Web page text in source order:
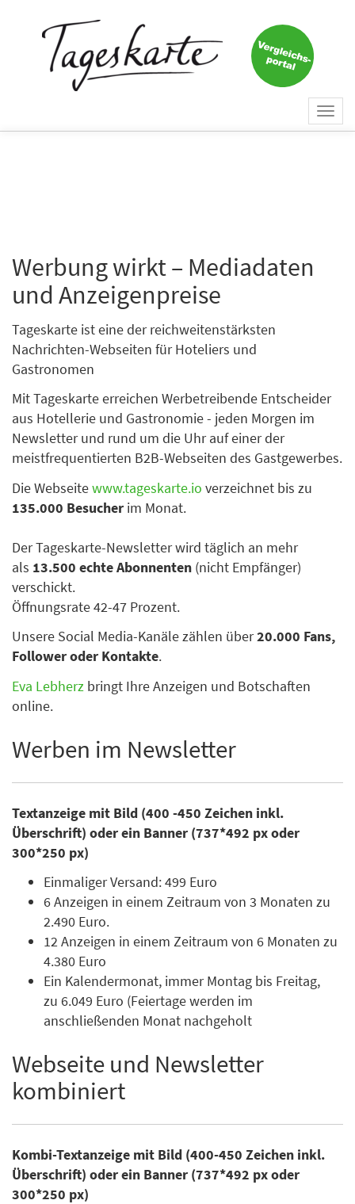
Werbung wirkt – Mediadaten
und Anzeigenpreise
Tageskarte ist eine der reichweitenstärksten
Nachrichten-Webseiten für Hoteliers und
Gastronomen
Mit Tageskarte erreichen Werbetreibende Entscheider
aus Hotellerie und Gastronomie - jeden Morgen im
Newsletter und rund um die Uhr auf einer der
meistfrequentierten B2B-Webseiten des Gastgewerbes.
Die Webseitewww.tageskarte.io verzeichnet bis zu
135.000 Besucher im Monat.
Der Tageskarte-Newsletter wird täglich an mehr
als 13.500 echte Abonnenten (nicht Empfänger)
verschickt.
Öffnungsrate 42-47 Prozent.
Unsere Social Media-Kanäle zählen über20.000 Fans,
Follower oder Kontakte.
Eva Lebherz bringt Ihre Anzeigen und Botschaften
online.
Werben im Newsletter
Textanzeige mit Bild (400 -450 Zeichen inkl.
Überschrift) oder ein Banner (737*492 px oder
300*250 px)
Einmaliger Versand: 499 Euro
6 Anzeigen in einem Zeitraum von 3 Monaten zu
2.490 Euro.
12 Anzeigen in einem Zeitraum von 6 Monaten zu
4.380 Euro
Ein Kalendermonat, immer Montag bis Freitag,
zu 6.049 Euro (Feiertage werden im
anschließenden Monat nachgeholt
Webseite und Newsletter
kombiniert
Kombi-Textanzeige mit Bild (400-450 Zeichen inkl.
Überschrift) oder ein Banner (737*492 px oder
300*250 px)